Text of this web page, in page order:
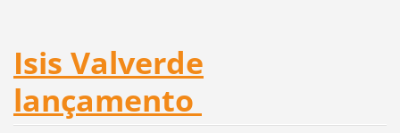
Isis Valverde
lançamento